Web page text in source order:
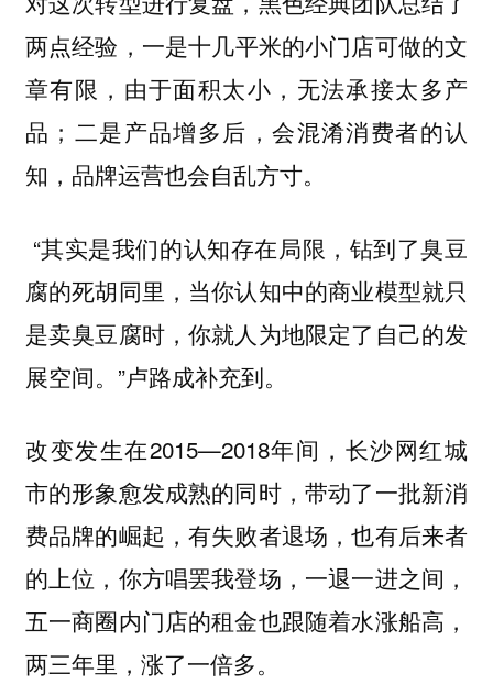
两点经验， 一是十几平米的小门店可做的文
章有限，由于面积太小，无法承接太多产
品；二是产品增多后，会混淆消费者的认
知，品牌运营也会自乱方寸。
“其实是我们的认知存在局限，钻到了臭豆
腐的死胡同里，当你认知中的商业模型就只
是卖臭豆腐时，你就人为地限定了自己的发
展空间。”卢路成补充到。
改变发生在2015—2018年间，长沙网红城
市的形象愈发成熟的同时，带动了一批新消
费品牌的崛起，有失败者退场，也有后来者
的上位，你方唱罢我登场，一退一进之间，
五一商圈内门店的租金也跟随着水涨船高，
两三年里，涨了一倍多。